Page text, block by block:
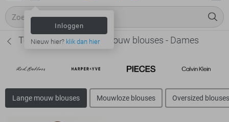
Inloggen
Nieuw hier? klik dan hier
Tommy Jeans Lange mouw blouses - Dames
Lange mouw blouses Mouwloze blouses Oversized blouses